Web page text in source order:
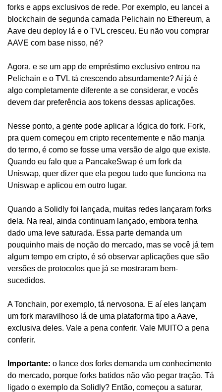
forks e apps exclusivos de rede. Por exemplo, eu lancei a
blockchain de segunda camada Pelichain no Ethereum, a
Aave deu deploy lá e o TVL cresceu. Eu não vou comprar
AAVE com base nisso, né?
Agora, e se um app de empréstimo exclusivo entrou na
Pelichain e o TVL tá crescendo absurdamente? Aí já é
algo completamente diferente a se considerar, e vocês
devem dar preferência aos tokens dessas aplicações.
Nesse ponto, a gente pode aplicar a lógica do fork. Fork,
pra quem começou em cripto recentemente e não manja
do termo, é como se fosse uma versão de algo que existe.
Quando eu falo que a PancakeSwap é um fork da
Uniswap, quer dizer que ela pegou tudo que funciona na
Uniswap e aplicou em outro lugar.
Quando a Solidly foi lançada, muitas redes lançaram forks
dela. Na real, ainda continuam lançado, embora tenha
dado uma leve saturada. Essa parte demanda um
pouquinho mais de noção do mercado, mas se você já tem
algum tempo em cripto, é só observar aplicações que são
versões de protocolos que já se mostraram bem-
sucedidos.
A Tonchain, por exemplo, tá nervosona. E aí eles lançam
um fork maravilhoso lá de uma plataforma tipo a Aave,
exclusiva deles. Vale a pena conferir. Vale MUITO a pena
conferir.
Importante: o lance dos forks demanda um conhecimento
do mercado, porque forks batidos não vão pegar tração. Tá
ligado o exemplo da Solidly? Então, começou a saturar,